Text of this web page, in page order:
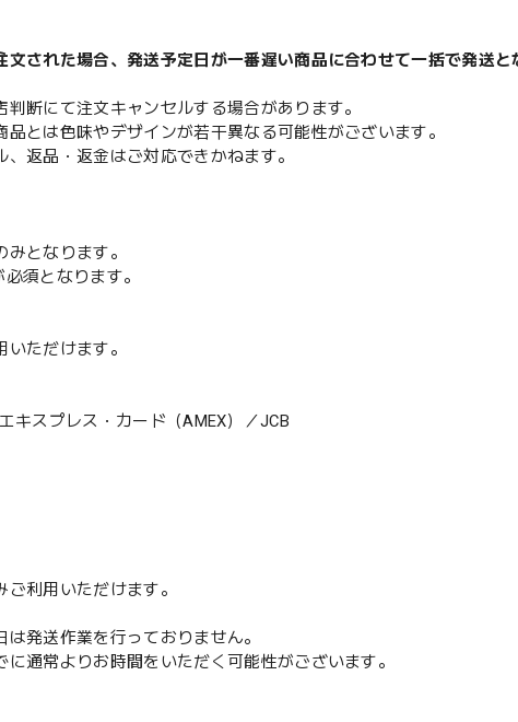
文された場合、発送予定日が一番遅い商品に合わせて一括で発送と
断にて注文キャンセルする場合があります。
とは色味やデザインが若干異なる可能性がございます。
返品・返金はご対応できかねます。
となります。
須となります。
ただけます。
スプレス・カード（AMEX）／JCB
利用いただけます。
発送作業を行っておりません。
通常よりお時間をいただく可能性がございます。